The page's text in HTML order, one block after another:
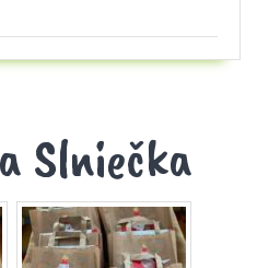
Slniečka